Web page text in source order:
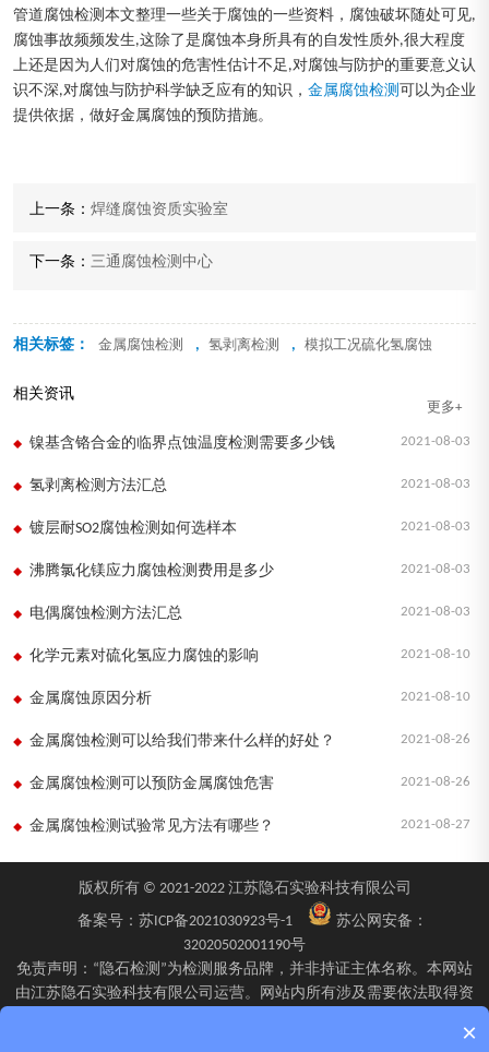
管道腐蚀检测本文整理一些关于腐蚀的一些资料，腐蚀破坏随处可见,
腐蚀事故频频发生,这除了是腐蚀本身所具有的自发性质外,很大程度
上还是因为人们对腐蚀的危害性估计不足,对腐蚀与防护的重要意义认
识不深,对腐蚀与防护科学缺乏应有的知识， 金属腐蚀检测 可以为企业
提供依据，做好金属腐蚀的预防措施。
上一条： 焊缝腐蚀资质实验室
下一条： 三通腐蚀检测中心
相关标签： 金属腐蚀检测 , 氢剥离检测 , 模拟工况硫化氢腐蚀
相关资讯
更多+
2021-08-03
镍基含铬合金的临界点蚀温度检测需要多少钱
2021-08-03
氢剥离检测方法汇总
2021-08-03
镀层耐SO2腐蚀检测如何选样本
2021-08-03
沸腾氯化镁应力腐蚀检测费用是多少
2021-08-03
电偶腐蚀检测方法汇总
2021-08-10
化学元素对硫化氢应力腐蚀的影响
2021-08-10
金属腐蚀原因分析
2021-08-26
金属腐蚀检测可以给我们带来什么样的好处？
2021-08-26
金属腐蚀检测可以预防金属腐蚀危害
2021-08-27
金属腐蚀检测试验常见方法有哪些？
版权所有 © 2021-2022 江苏隐石实验科技有限公司
备案号： 苏ICP备2021030923号-1
苏公网安备：
32020502001190号
免责声明：“隐石检测”为检测服务品牌，并非持证主体名称。本网站
由江苏隐石实验科技有限公司运营。网站内所有涉及需要依法取得资
石检验检测有限公司、四川隐石检验检测有限公司、南京隐石安全阀
×